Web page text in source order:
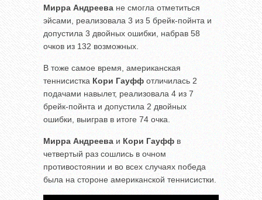
Мирра Андреева не смогла отметиться
эйсами, реализовала 3 из 5 брейк-пойнта и
допустила 3 двойных ошибки, набрав 58
очков из 132 возможных.
В тоже самое время, американская
теннисистка Кори Гауфф отличилась 2
подачами навылет, реализовала 4 из 7
брейк-пойнта и допустила 2 двойных
ошибки, выиграв в итоге 74 очка.
Мирра Андреева и Кори Гауфф в
четвертый раз сошлись в очном
противостоянии и во всех случаях победа
была на стороне американской теннисистки.